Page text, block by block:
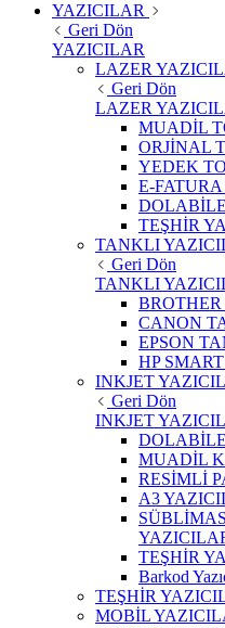
YAZICILAR
Geri Dön
YAZICILAR
LAZER
Geri Dön
LAZER
MUADİL
ORJİNAL
YEDEK
E-
TEŞHİR
TANKLI
Geri Dön
TANKLI
CANON
EPSON
HP
INKJET
Geri Dön
INKJET
MUADİL
RESİMLİ
A3
TEŞHİR
Barkod
TEŞHİR
MOBİL